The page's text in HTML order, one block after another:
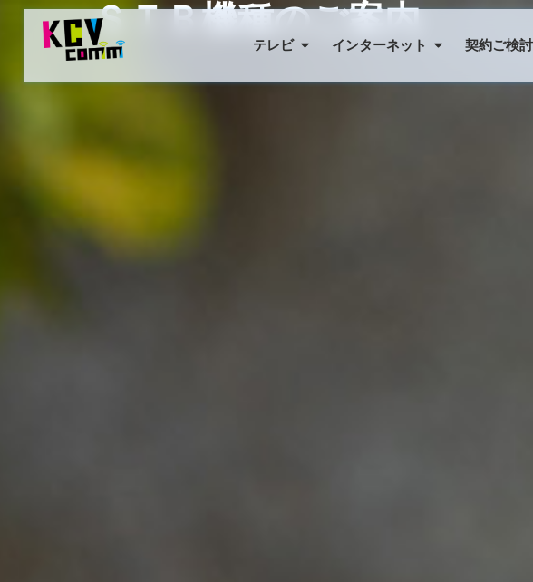
テレビ インターネット 契約ご検
ＳＴＢ機種のご案内